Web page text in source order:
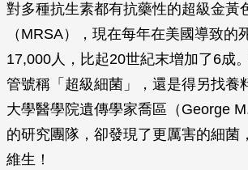
對多種抗生素都有抗藥性的超級金黃
（MRSA），現在每年在美國導致的
17,000人，比起20世紀末增加了6成
管號稱「超級細菌」，還是得另找養
大學醫學院遺傳學家喬區（George
的研究團隊，卻發現了更厲害的細菌
維生！